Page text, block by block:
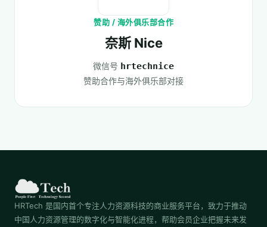
赞助 / 海外俱乐部合作
奈斯 Nice
微信号 hrtechnice
赞助合作与海外俱乐部对接
HRTech 是国内首个专注人力资源科技的商业服务平台，致力于推动
中国人力资源管理的数字化与智能化进程，帮助会员企业把握未来发